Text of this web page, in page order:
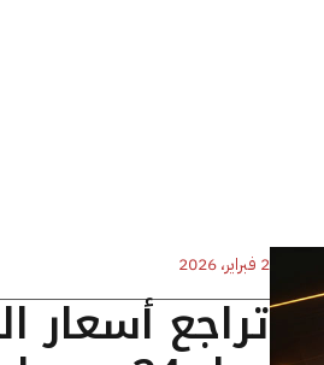
2 فبراير، 2026
تراجع